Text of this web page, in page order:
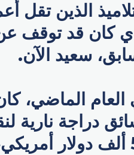
الذين
كان قد توقف
سعيد الآن.
العام الماضي،
دراجة نارية